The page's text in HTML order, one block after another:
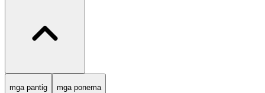
mga pantig mga ponema